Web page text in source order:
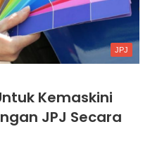
JPJ
Kemaskini
JPJ Secara